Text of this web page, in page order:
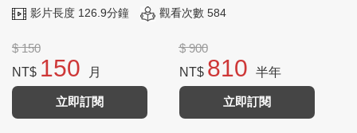
影片長度 126.9分鐘 觀看次數 584
$ 150
NT$ 150 月
立即訂閱
$ 900
NT$ 810 半年
立即訂閱